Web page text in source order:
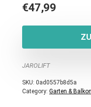
€47,99
JAROLIFT
SKU: 0ad0557b8d5a
Category: Garten & Balkon